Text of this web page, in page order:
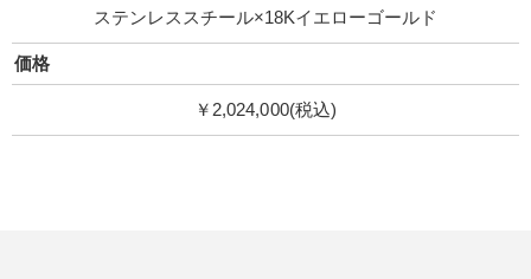
ステンレススチール×18Kイエローゴールド
価格
￥2,024,000(税込)